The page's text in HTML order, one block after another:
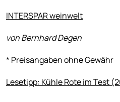
INTERSPAR weinwelt
von Bernhard Degen
* Preisangaben ohne Gewähr
Lesetipp: Kühle Rote im Test